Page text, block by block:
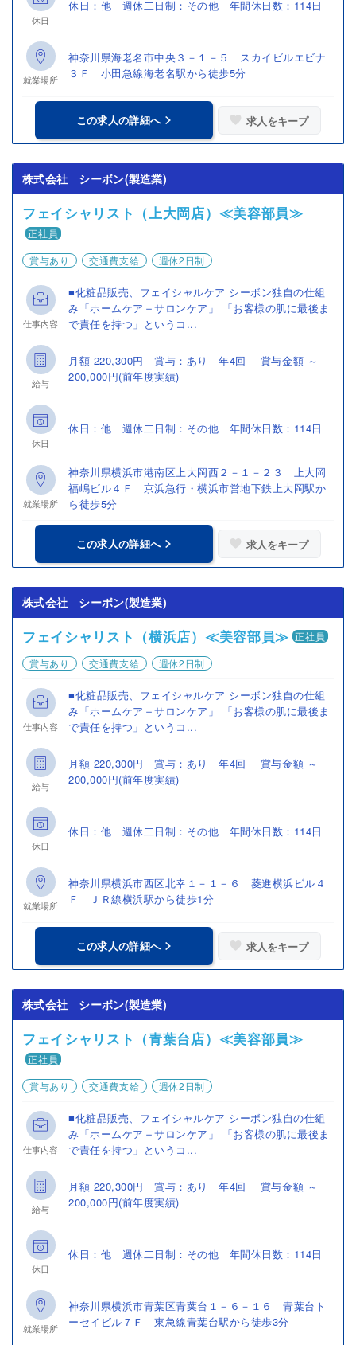
休日
休日：他 週休二日制：その他 年間休日数：114日
就業場所
神奈川県海老名市中央３－１－５ スカイビルエビナ
３Ｆ 小田急線海老名駅から徒歩5分
この求人の詳細へ 求人をキープ
株式会社 シーボン(製造業)
フェイシャリスト（上大岡店）≪美容部員≫
正社員
賞与あり
交通費支給 週休2日制
仕事内容
■化粧品販売、フェイシャルケア シーボン独自の仕組
み「ホームケア＋サロンケア」 「お客様の肌に最後ま
で責任を持つ」というコ...
給与
月額 220,300円 賞与：あり 年4回 賞与金額 ～
200,000円(前年度実績)
休日
休日：他 週休二日制：その他 年間休日数：114日
就業場所
神奈川県横浜市港南区上大岡西２－１－２３ 上大岡
福嶋ビル４Ｆ 京浜急行・横浜市営地下鉄上大岡駅か
ら徒歩5分
この求人の詳細へ 求人をキープ
株式会社 シーボン(製造業)
フェイシャリスト（横浜店）≪美容部員≫ 正社員
賞与あり
交通費支給 週休2日制
仕事内容
■化粧品販売、フェイシャルケア シーボン独自の仕組
み「ホームケア＋サロンケア」 「お客様の肌に最後ま
で責任を持つ」というコ...
給与
月額 220,300円 賞与：あり 年4回 賞与金額 ～
200,000円(前年度実績)
休日
休日：他 週休二日制：その他 年間休日数：114日
就業場所
神奈川県横浜市西区北幸１－１－６ 菱進横浜ビル４
Ｆ ＪＲ線横浜駅から徒歩1分
この求人の詳細へ 求人をキープ
株式会社 シーボン(製造業)
フェイシャリスト（青葉台店）≪美容部員≫
正社員
賞与あり
交通費支給 週休2日制
仕事内容
■化粧品販売、フェイシャルケア シーボン独自の仕組
み「ホームケア＋サロンケア」 「お客様の肌に最後ま
で責任を持つ」というコ...
給与
月額 220,300円 賞与：あり 年4回 賞与金額 ～
200,000円(前年度実績)
休日
休日：他 週休二日制：その他 年間休日数：114日
就業場所
神奈川県横浜市青葉区青葉台１－６－１６ 青葉台ト
ーセイビル７Ｆ 東急線青葉台駅から徒歩3分